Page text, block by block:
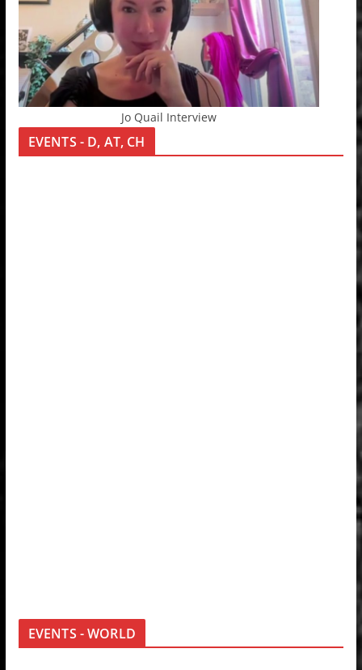
Jo Quail Interview
EVENTS - D, AT, CH
EVENTS - WORLD